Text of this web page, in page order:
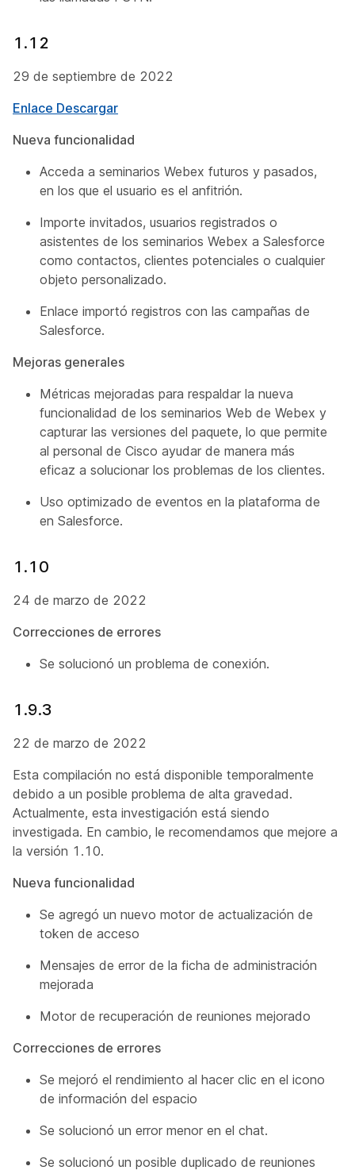
1.12
29 de septiembre de 2022
Enlace Descargar
Nueva funcionalidad
Acceda a seminarios Webex futuros y pasados,
en los que el usuario es el anfitrión.
Importe invitados, usuarios registrados o
asistentes de los seminarios Webex a Salesforce
como contactos, clientes potenciales o cualquier
objeto personalizado.
Enlace importó registros con las campañas de
Salesforce.
Mejoras generales
Métricas mejoradas para respaldar la nueva
funcionalidad de los seminarios Web de Webex y
capturar las versiones del paquete, lo que permite
al personal de Cisco ayudar de manera más
eficaz a solucionar los problemas de los clientes.
Uso optimizado de eventos en la plataforma de
en Salesforce.
1.10
24 de marzo de 2022
Correcciones de errores
Se solucionó un problema de conexión.
1.9.3
22 de marzo de 2022
Esta compilación no está disponible temporalmente
debido a un posible problema de alta gravedad.
Actualmente, esta investigación está siendo
investigada. En cambio, le recomendamos que mejore a
la versión 1.10.
Nueva funcionalidad
Se agregó un nuevo motor de actualización de
token de acceso
Mensajes de error de la ficha de administración
mejorada
Motor de recuperación de reuniones mejorado
Correcciones de errores
Se mejoró el rendimiento al hacer clic en el icono
de información del espacio
Se solucionó un error menor en el chat.
Se solucionó un posible duplicado de reuniones